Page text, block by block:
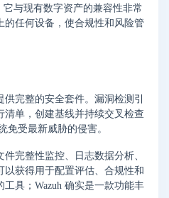
与现有数字资产的兼容性非常
任何设备，使合规性和风险管
完整的安全套件。漏洞检测引
单，创建基线并持续交叉检查
免受最新威胁的侵害。
完整性监控、日志数据分析、
以获得用于配置评估、合规性和
具；Wazuh 确实是一款功能丰